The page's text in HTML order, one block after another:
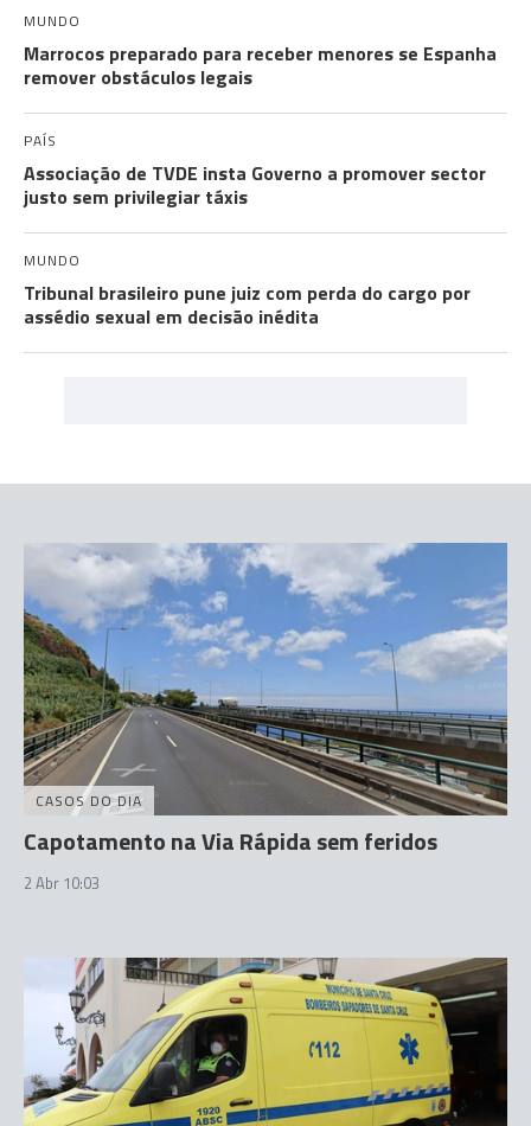
MUNDO
Marrocos preparado para receber menores se Espanha
remover obstáculos legais
PAÍS
Associação de TVDE insta Governo a promover sector
justo sem privilegiar táxis
MUNDO
Tribunal brasileiro pune juiz com perda do cargo por
assédio sexual em decisão inédita
CASOS DO DIA
Capotamento na Via Rápida sem feridos
2 Abr 10:03